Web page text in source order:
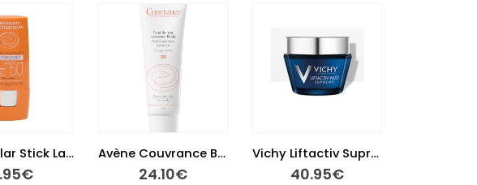
Avène Couvrance Base Fluida Corretora Porcelana 30ml
€
Vichy Liftactiv Supreme Noite 50 ml
40.95€
Avène Leite Limpeza 200 ml
19.25€